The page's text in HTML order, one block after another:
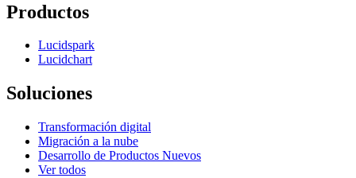
Productos
Lucidspark
Lucidchart
Soluciones
Transformación digital
Migración a la nube
Desarrollo de Productos Nuevos
Ver todos